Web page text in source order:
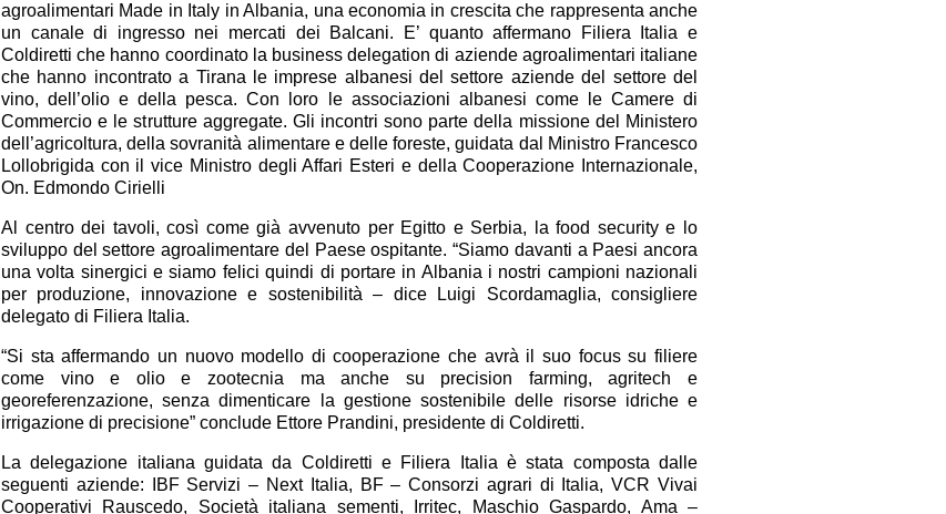
agroalimentari Made in Italy in Albania, una economia in crescita che rappresenta anche
un canale di ingresso nei mercati dei Balcani. E’ quanto affermano Filiera Italia e
Coldiretti che hanno coordinato la business delegation di aziende agroalimentari italiane
che hanno incontrato a Tirana le imprese albanesi del settore aziende del settore del
vino, dell’olio e della pesca. Con loro le associazioni albanesi come le Camere di
Commercio e le strutture aggregate. Gli incontri sono parte della missione del Ministero
dell’agricoltura, della sovranità alimentare e delle foreste, guidata dal Ministro Francesco
Lollobrigida con il vice Ministro degli Affari Esteri e della Cooperazione Internazionale,
On. Edmondo Cirielli
Al centro dei tavoli, così come già avvenuto per Egitto e Serbia, la food security e lo
sviluppo del settore agroalimentare del Paese ospitante. “Siamo davanti a Paesi ancora
una volta sinergici e siamo felici quindi di portare in Albania i nostri campioni nazionali
per produzione, innovazione e sostenibilità – dice Luigi Scordamaglia, consigliere
delegato di Filiera Italia.
“Si sta affermando un nuovo modello di cooperazione che avrà il suo focus su filiere
come vino e olio e zootecnia ma anche su precision farming, agritech e
georeferenzazione, senza dimenticare la gestione sostenibile delle risorse idriche e
irrigazione di precisione” conclude Ettore Prandini, presidente di Coldiretti.
La delegazione italiana guidata da Coldiretti e Filiera Italia è stata composta dalle
seguenti aziende: IBF Servizi – Next Italia, BF – Consorzi agrari di Italia, VCR Vivai
Cooperativi Rauscedo, Società italiana sementi, Irritec, Maschio Gaspardo, Ama –